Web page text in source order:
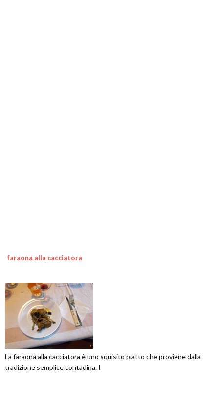
faraona alla cacciatora
La faraona alla cacciatora è uno squisito piatto che proviene dalla
tradizione semplice contadina. I